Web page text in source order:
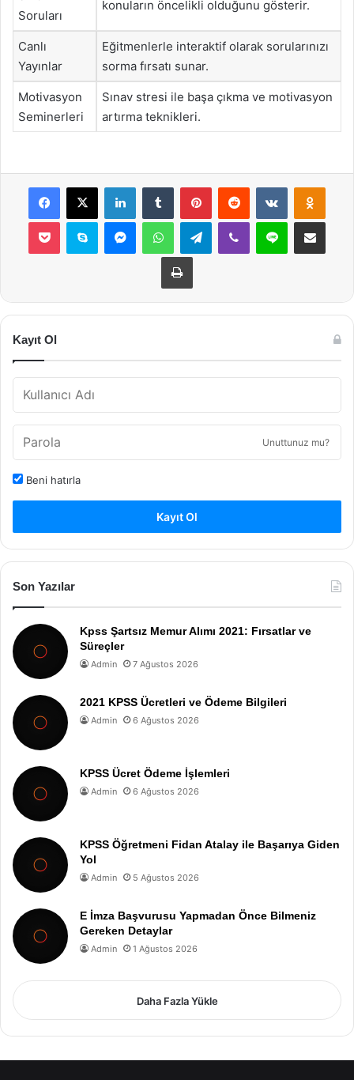
Soruları
konuların öncelikli olduğunu gösterir.
Canlı
Yayınlar
Eğitmenlerle interaktif olarak sorularınızı
sorma fırsatı sunar.
Motivasyon
Seminerleri
Sınav stresi ile başa çıkma ve motivasyon
artırma teknikleri.
Facebook
X LinkedInTumblr PinterestReddit VKontakte
Pocket Skype MessengerWhatsAppTelegramViber Line E-Posta ile
Yazdır
Kayıt Ol
Unuttunuz mu?
Beni hatırla
Kayıt Ol
Son Yazılar
Kpss Şartsız Memur Alımı 2021: Fırsatlar ve
Süreçler
Admin 7 Ağustos 2026
2021 KPSS Ücretleri ve Ödeme Bilgileri
Admin 6 Ağustos 2026
KPSS Ücret Ödeme İşlemleri
Admin 6 Ağustos 2026
KPSS Öğretmeni Fidan Atalay ile Başarıya Giden
Yol
Admin 5 Ağustos 2026
E İmza Başvurusu Yapmadan Önce Bilmeniz
Gereken Detaylar
Admin 1 Ağustos 2026
Daha Fazla Yükle